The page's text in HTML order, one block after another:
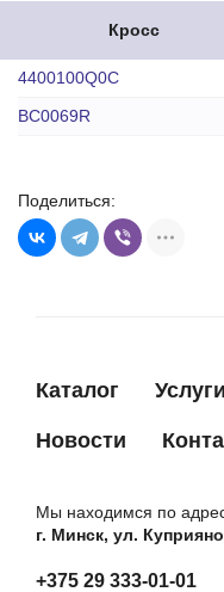
Кросс
4400100Q0C
BC0069R
Поделиться:
Каталог Услуги
Новости
Мы находимся по
г. Минск, ул.
+375 29 333-01-01